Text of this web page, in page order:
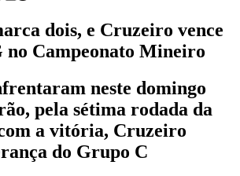
dois, e Cruzeiro vence
Campeonato Mineiro
neste domingo
pela sétima rodada da
a vitória, Cruzeiro
do Grupo C